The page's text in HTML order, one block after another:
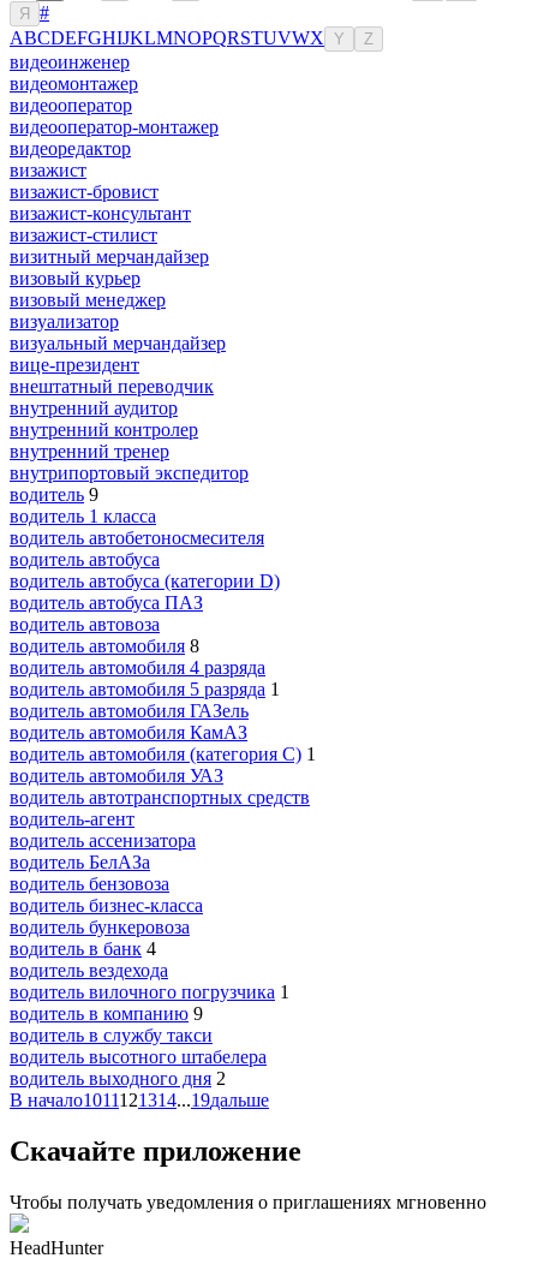
Я
#
ABCDEFGHIJKLMNOPQRSTUVWX Y Z
видеоинженер
видеомонтажер
видеооператор
видеооператор-монтажер
видеоредактор
визажист
визажист-бровист
визажист-консультант
визажист-стилист
визитный мерчандайзер
визовый курьер
визовый менеджер
визуализатор
визуальный мерчандайзер
вице-президент
внештатный переводчик
внутренний аудитор
внутренний контролер
внутренний тренер
внутрипортовый экспедитор
водитель 9
водитель 1 класса
водитель автобетоносмесителя
водитель автобуса
водитель автобуса (категории D)
водитель автобуса ПАЗ
водитель автовоза
водитель автомобиля 8
водитель автомобиля 4 разряда
водитель автомобиля 5 разряда 1
водитель автомобиля ГАЗель
водитель автомобиля КамАЗ
водитель автомобиля (категория C) 1
водитель автомобиля УАЗ
водитель автотранспортных средств
водитель-агент
водитель ассенизатора
водитель БелАЗа
водитель бензовоза
водитель бизнес-класса
водитель бункеровоза
водитель в банк 4
водитель вездехода
водитель вилочного погрузчика 1
водитель в компанию 9
водитель в службу такси
водитель высотного штабелера
водитель выходного дня 2
В начало1011121314...19дальше
Скачайте приложение
Чтобы получать уведомления о приглашениях мгновенно
HeadHunter